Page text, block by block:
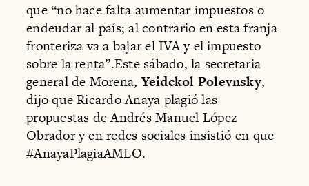
que “no hace falta aumentar impuestos o
endeudar al país; al contrario en esta franja
fronteriza va a bajar el IVA y el impuesto
sobre la renta”.Este sábado, la secretaria
general de Morena,Yeidckol Polevnsky,
dijo que Ricardo Anaya plagió las
propuestas de Andrés Manuel López
Obrador y en redes sociales insistió en que
#AnayaPlagiaAMLO.